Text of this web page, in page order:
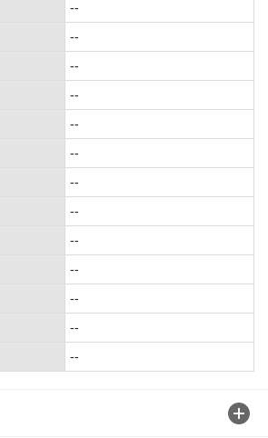
--
--
--
--
--
--
--
--
--
--
--
--
--